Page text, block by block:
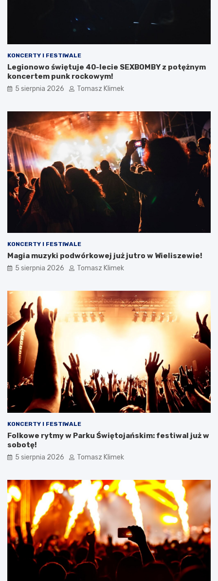
KONCERTY I FESTIWALE
Legionowo świętuje 40-lecie SEXBOMBY z potężnym
koncertem punk rockowym!
5 sierpnia 2026 Tomasz Klimek
KONCERTY I FESTIWALE
Magia muzyki podwórkowej już jutro w Wieliszewie!
5 sierpnia 2026 Tomasz Klimek
KONCERTY I FESTIWALE
Folkowe rytmy w Parku Świętojańskim: festiwal już w
sobotę!
5 sierpnia 2026 Tomasz Klimek